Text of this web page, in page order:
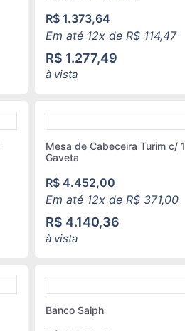
R$1.373,64
Em até 12x de R$114,47
R$ 1.277,49
à vista
Mesa de Cabeceira Turim c/ 1
Gaveta
R$4.452,00
Em até 12x de R$371,00
R$ 4.140,36
à vista
Banco Saiph